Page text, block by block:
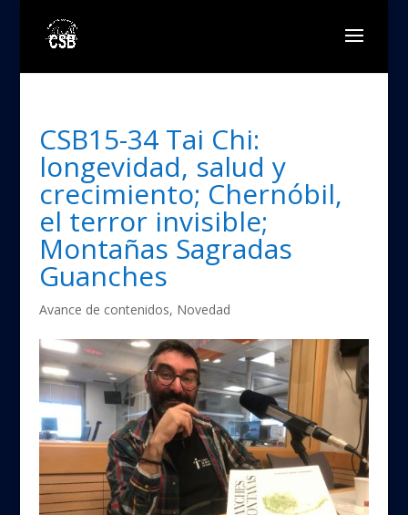
CSB15-34 Tai Chi:
longevidad, salud y
crecimiento; Chernóbil,​
el terror invisible;
Montañas Sagradas
Guanches
Avance de contenidos, Novedad